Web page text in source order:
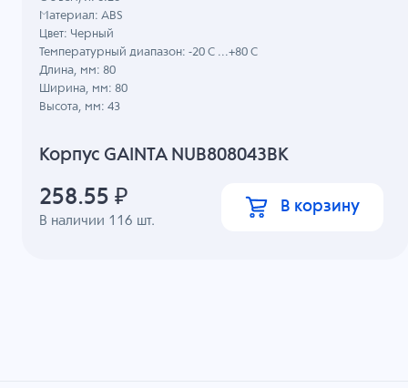
Корпус GAINTA NUB808043BK
В наличии 116 шт.
Материал: ABS
Цвет: Черный
Температурный диапазон: -20 C ...+80 C
Длина, мм: 80
Ширина, мм: 80
Высота, мм: 43
258.55 ₽ В корзину